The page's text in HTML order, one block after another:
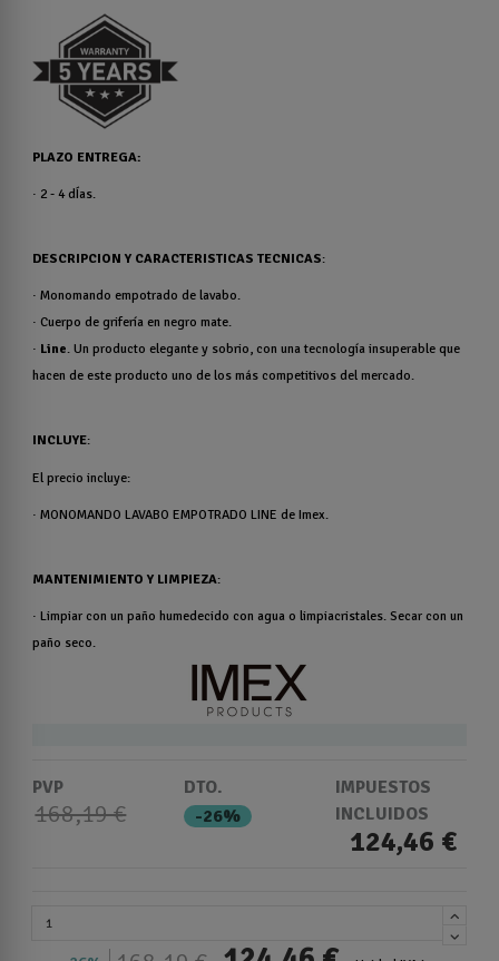
PLAZO ENTREGA:
· 2 - 4 dÍas.
DESCRIPCION Y CARACTERISTICAS TECNICAS:
· Monomando empotrado de lavabo.
· Cuerpo de grifería en negro mate.
· Line. Un producto elegante y sobrio, con una tecnología insuperable que
hacen de este producto uno de los más competitivos del mercado.
INCLUYE:
El precio incluye:
· MONOMANDO LAVABO EMPOTRADO LINE de Imex.
MANTENIMIENTO Y LIMPIEZA:
· Limpiar con un paño humedecido con agua o limpiacristales. Secar con un
paño seco.
PVP
168,19 €
DTO.
-26%
IMPUESTOS
INCLUIDOS
124,46 €